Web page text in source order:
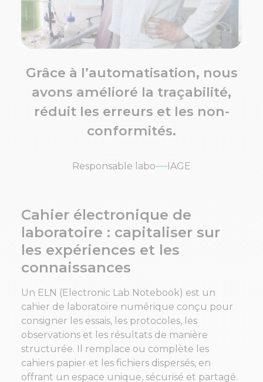
Grâce à l’automatisation, nous
avons amélioré la traçabilité,
réduit les erreurs et les non-
conformités.
Responsable labo IAGE
Cahier électronique de
laboratoire : capitaliser sur
les expériences et les
connaissances
Un ELN (Electronic Lab Notebook) est un
cahier de laboratoire numérique conçu pour
consigner les essais, les protocoles, les
observations et les résultats de manière
structurée. Il remplace ou complète les
cahiers papier et les fichiers dispersés, en
offrant un espace unique, sécurisé et partagé.